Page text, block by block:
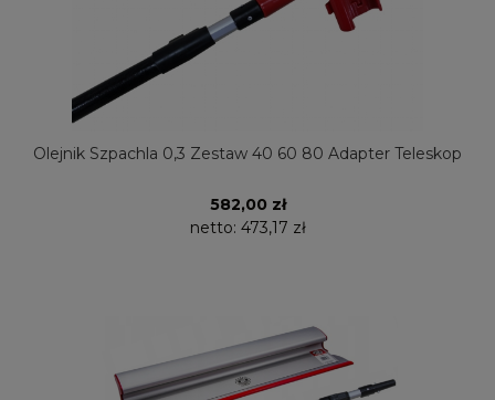
Olejnik Szpachla 0,3 Zestaw 40 60 80 Adapter Teleskop
582,00 zł
netto: 473,17 zł